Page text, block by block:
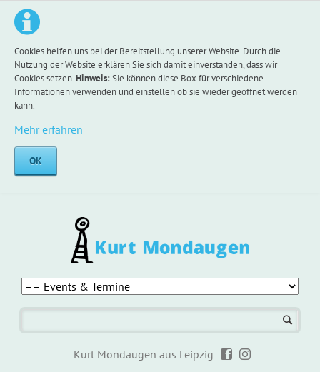
Cookies helfen uns bei der Bereitstellung unserer Website. Durch die
Nutzung der Website erklären Sie sich damit einverstanden, dass wir
Cookies setzen.Hinweis:Sie können diese Box für verschiedene
Informationen verwenden und einstellen ob sie wieder geöffnet werden
kann.
Mehr erfahren
OK
Kurt Mondaugen aus Leipzig